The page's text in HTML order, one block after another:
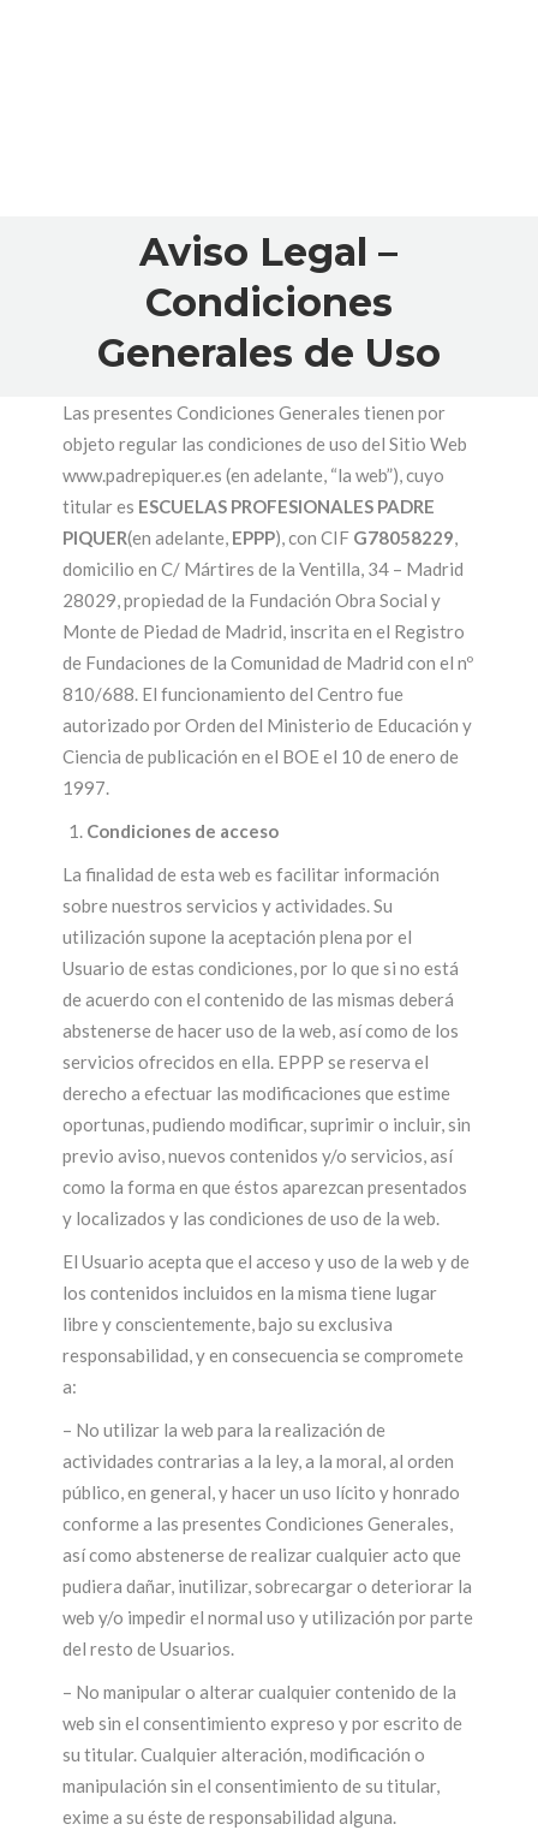
Aviso Legal –
Condiciones
Generales de Uso
Las presentes Condiciones Generales tienen por
objeto regular las condiciones de uso del Sitio Web
www.padrepiquer.es (en adelante, “la web”), cuyo
titular es ESCUELAS PROFESIONALES PADRE
PIQUER(en adelante, EPPP), con CIF G78058229,
domicilio en C/ Mártires de la Ventilla, 34 – Madrid
28029, propiedad de la Fundación Obra Social y
Monte de Piedad de Madrid, inscrita en el Registro
de Fundaciones de la Comunidad de Madrid con el nº
810/688. El funcionamiento del Centro fue
autorizado por Orden del Ministerio de Educación y
Ciencia de publicación en el BOE el 10 de enero de
1997.
Condiciones de acceso
La finalidad de esta web es facilitar información
sobre nuestros servicios y actividades. Su
utilización supone la aceptación plena por el
Usuario de estas condiciones, por lo que si no está
de acuerdo con el contenido de las mismas deberá
abstenerse de hacer uso de la web, así como de los
servicios ofrecidos en ella. EPPP se reserva el
derecho a efectuar las modificaciones que estime
oportunas, pudiendo modificar, suprimir o incluir, sin
previo aviso, nuevos contenidos y/o servicios, así
como la forma en que éstos aparezcan presentados
y localizados y las condiciones de uso de la web.
El Usuario acepta que el acceso y uso de la web y de
los contenidos incluidos en la misma tiene lugar
libre y conscientemente, bajo su exclusiva
responsabilidad, y en consecuencia se compromete
a:
– No utilizar la web para la realización de
actividades contrarias a la ley, a la moral, al orden
público, en general, y hacer un uso lícito y honrado
conforme a las presentes Condiciones Generales,
así como abstenerse de realizar cualquier acto que
pudiera dañar, inutilizar, sobrecargar o deteriorar la
web y/o impedir el normal uso y utilización por parte
del resto de Usuarios.
– No manipular o alterar cualquier contenido de la
web sin el consentimiento expreso y por escrito de
su titular. Cualquier alteración, modificación o
manipulación sin el consentimiento de su titular,
exime a su éste de responsabilidad alguna.